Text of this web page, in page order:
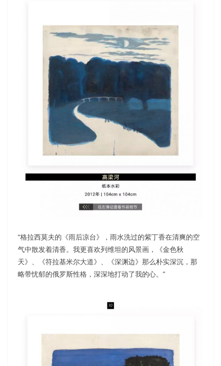
“格拉西莫夫的《雨后凉台》，雨水洗过的紫丁香在清爽的空
气中散发着清香。我更喜欢列维坦的风景画，《金色秋
天》、《符拉基米尔大道》、《深渊边》那么朴实深沉，那
略带忧郁的俄罗斯性格，深深地打动了我的心。”